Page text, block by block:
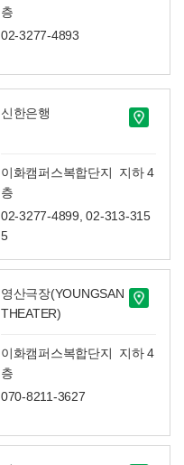
층
02-3277-4893
신한은행
이화캠퍼스복합단지 지하 4
층
02-3277-4899, 02-313-315
5
영산극장(YOUNGSAN
THEATER)
이화캠퍼스복합단지 지하 4
층
070-8211-3627